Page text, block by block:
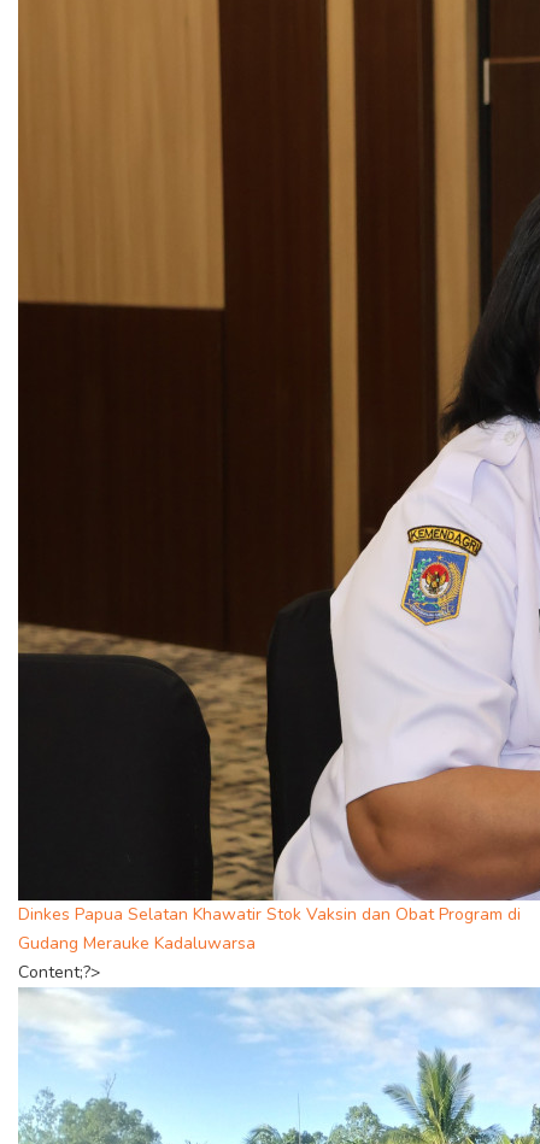
Dinkes Papua Selatan Khawatir Stok Vaksin dan Obat Program di
Gudang Merauke Kadaluwarsa
Content;?>